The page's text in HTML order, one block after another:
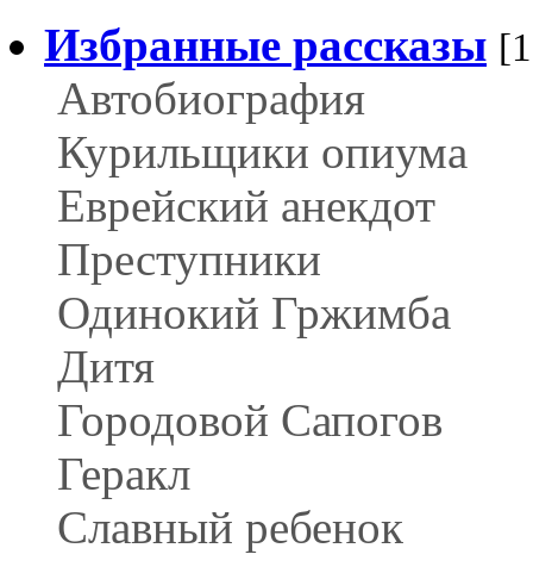
Избранные рассказы
Автобиография
Курильщики опиума
Еврейский анекдот
Преступники
Одинокий Гржимба
Дитя
Городовой Сапогов
Геракл
Славный ребенок